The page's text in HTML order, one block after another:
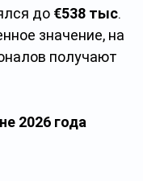
до €538 тыс.
значение, на
получают
2026 года